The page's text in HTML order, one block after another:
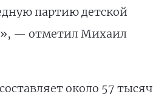
партию детской
— отметил Михаил
около 57 тысяч